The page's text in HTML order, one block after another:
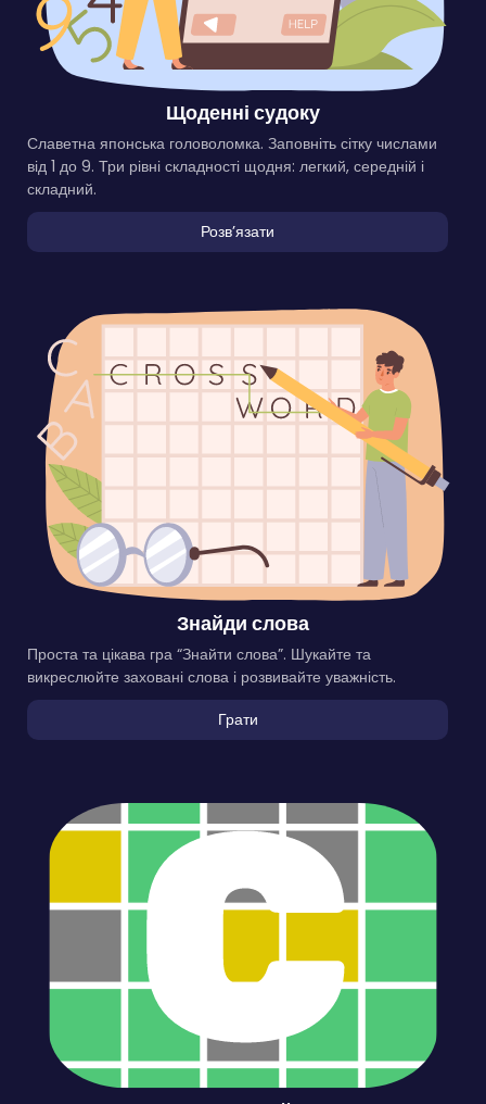
Щоденні судоку
Славетна японська головоломка. Заповніть сітку числами
від 1 до 9. Три рівні складності щодня: легкий, середній і
складний.
Розвʼязати
Знайди слова
Проста та цікава гра “Знайти слова”. Шукайте та
викреслюйте заховані слова і розвивайте уважність.
Грати